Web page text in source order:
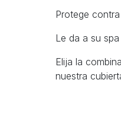
Protege
Le da a su
Elija la
nuestra